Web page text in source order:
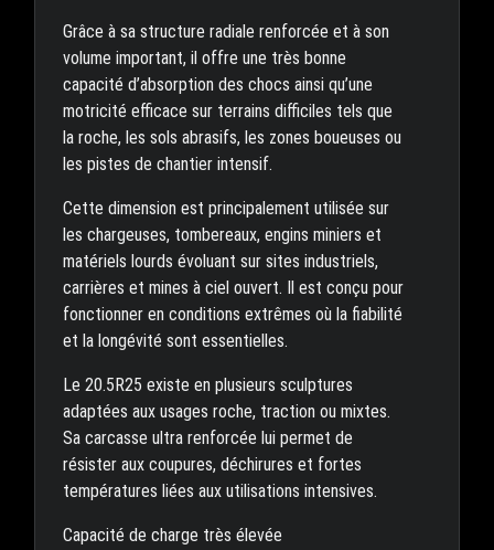
Grâce à sa structure radiale renforcée et à son
volume important, il offre une très bonne
capacité d’absorption des chocs ainsi qu’une
motricité efficace sur terrains difficiles tels que
la roche, les sols abrasifs, les zones boueuses ou
les pistes de chantier intensif.
Cette dimension est principalement utilisée sur
les chargeuses, tombereaux, engins miniers et
matériels lourds évoluant sur sites industriels,
carrières et mines à ciel ouvert. Il est conçu pour
fonctionner en conditions extrêmes où la fiabilité
et la longévité sont essentielles.
Le 20.5R25 existe en plusieurs sculptures
adaptées aux usages roche, traction ou mixtes.
Sa carcasse ultra renforcée lui permet de
résister aux coupures, déchirures et fortes
températures liées aux utilisations intensives.
Capacité de charge très élevée